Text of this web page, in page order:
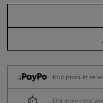
Kup produkt
Darmowa